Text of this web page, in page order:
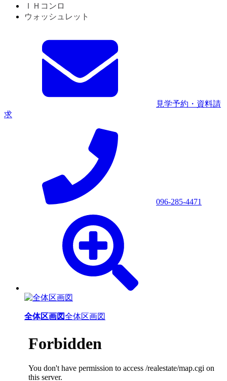
ＩＨコンロ
ウォッシュレット
見学予約・資料請
求
096-285-4471
全体区画図全体区画図